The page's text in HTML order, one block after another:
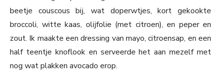
beetje couscous bij, wat doperwtjes, kort gekookte
broccoli, witte kaas, olijfolie (met citroen), en peper en
zout. Ik maakte een dressing van mayo, citroensap, en een
half teentje knoflook en serveerde het aan mezelf met
nog wat plakken avocado erop.